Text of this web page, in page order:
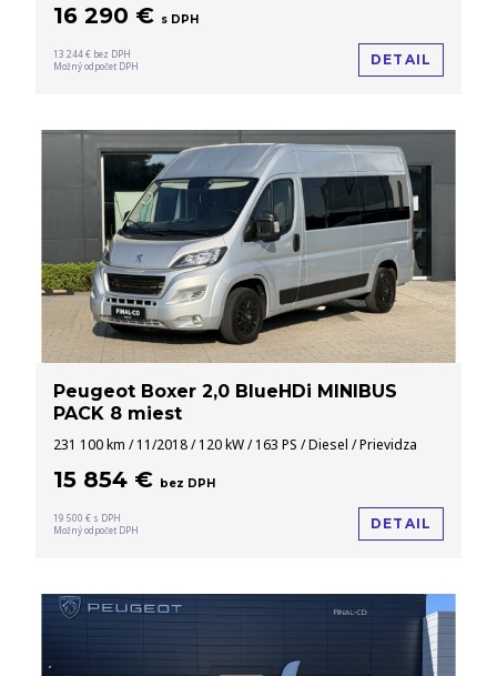
16 290 € s DPH
13 244 € bez DPH
Možný odpočet DPH
DETAIL
Peugeot Boxer 2,0 BlueHDi MINIBUS
PACK 8 miest
231 100 km / 11/2018 / 120 kW / 163 PS / Diesel / Prievidza
15 854 € bez DPH
19 500 € s DPH
Možný odpočet DPH
DETAIL